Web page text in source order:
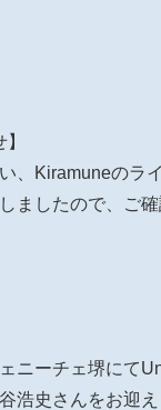
、Kiramuneのラ
ましたので、ご確
ニーチェ堺にて
浩史さんをお迎